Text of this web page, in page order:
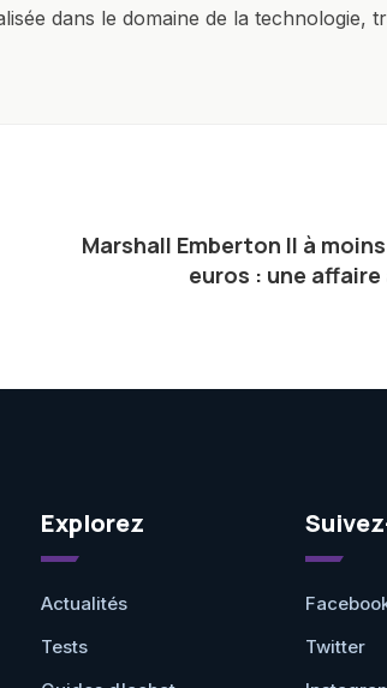
dans le domaine de la technologie,
Mon expertise couvre une large
Marshall Emberton II à
euros : une affaire
Explorez
Actualités
Tests
Twitter